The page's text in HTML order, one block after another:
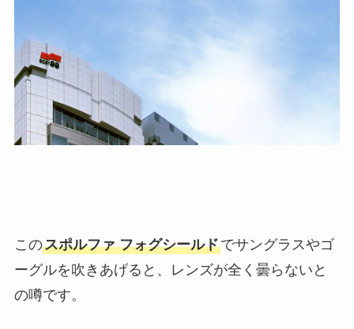
このスポルファ フォグシールドでサングラスやゴ
ーグルを吹きあげると、レンズが全く曇らないと
の噂です。